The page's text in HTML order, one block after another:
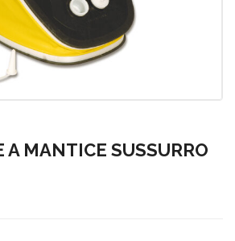
A MANTICE SUSSURRO